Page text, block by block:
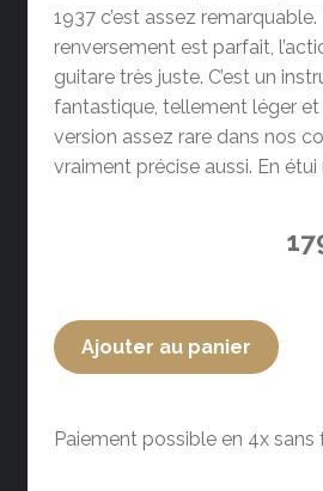
1937 c’est assez remarquable.
renversement est parfait,
guitare très juste. C’est un
fantastique, tellement léger et
version assez rare dans nos
vraiment précise aussi. En étui
Ajouter au panier
Paiement possible en 4x sans